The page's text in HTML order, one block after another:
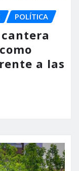
POLÍTICA
a las